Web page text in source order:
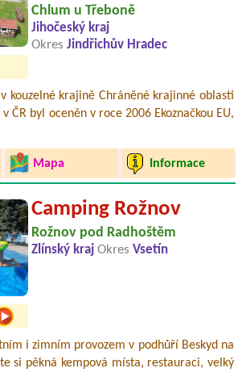
Chlum u Třeboně
Jihočeský kraj
Okres Jindřichův Hradec
kouzelné krajině Chráněné krajinné oblasti
ČR byl oceněn v roce 2006 Ekoznačkou EU,
Mapa Informace
Camping Rožnov
Rožnov pod Radhoštěm
Zlínský kraj Okres Vsetín
i zimním provozem v podhůří Beskyd na
si pěkná kempová místa, restauraci, velký